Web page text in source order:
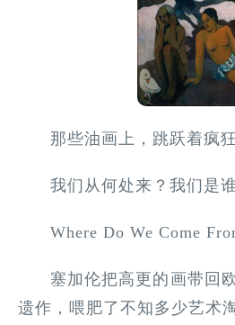
那些油画上，跳跃着疯
我们从何处来？我们是
Where Do We Come
塞加伦把高更的画带回
遗作，喂肥了不知多少艺术